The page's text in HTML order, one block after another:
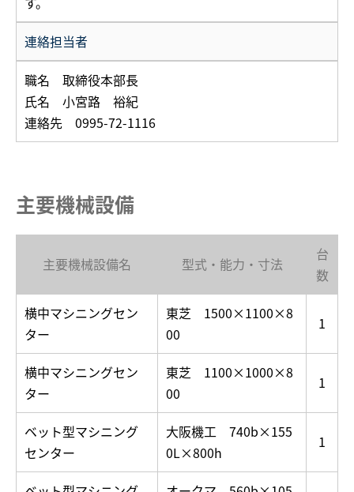
連絡担当者
職名 取締役本部長
氏名 小宮路 裕紀
連絡先 0995-72-1116
主要機械設備
主要機械設備名 型式・能力・寸法
台
数
横中マシニングセン
ター
東芝 1500×1100×8
00
1
横中マシニングセン
ター
東芝 1100×1000×8
00
1
ベット型マシニング
センター
大阪機工 740b×155
0L×800h
1